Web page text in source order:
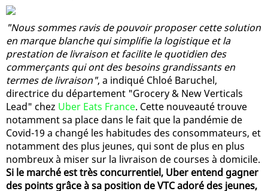
"Nous sommes ravis de pouvoir proposer cette solution
en marque blanche qui simplifie la logistique et la
prestation de livraison et facilite le quotidien des
commerçants qui ont des besoins grandissants en
termes de livraison", a indiqué Chloé Baruchel,
directrice du département "Grocery & New Verticals
Lead" chez Uber Eats France. Cette nouveauté trouve
notamment sa place dans le fait que la pandémie de
Covid-19 a changé les habitudes des consommateurs, et
notamment des plus jeunes, qui sont de plus en plus
nombreux à miser sur la livraison de courses à domicile.
Si le marché est très concurrentiel, Uber entend gagner
des points grâce à sa position de VTC adoré des jeunes,